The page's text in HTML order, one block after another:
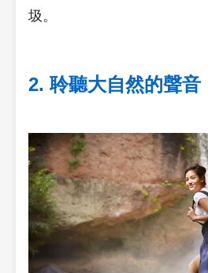
圾。
2. 聆聽大自然的聲音